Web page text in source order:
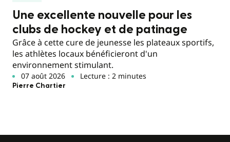
Une excellente nouvelle pour les
clubs de hockey et de patinage
Grâce à cette cure de jeunesse les plateaux sportifs,
les athlètes locaux bénéficieront d'un
environnement stimulant.
07 août 2026 Lecture : 2 minutes
Pierre Chartier